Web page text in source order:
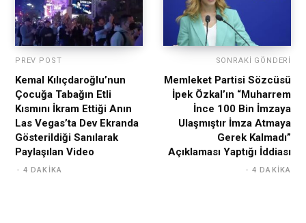
PREV POST
Kemal Kılıçdaroğlu’nun
Çocuğa Tabağın Etli
Kısmını İkram Ettiği Anın
Las Vegas’ta Dev Ekranda
Gösterildiği Sanılarak
Paylaşılan Video
4 DAKIKA
SONRAKI GÖNDERI
Memleket Partisi Sözcüsü
İpek Özkal’ın “Muharrem
İnce 100 Bin İmzaya
Ulaşmıştır İmza Atmaya
Gerek Kalmadı”
Açıklaması Yaptığı İddiası
4 DAKIKA